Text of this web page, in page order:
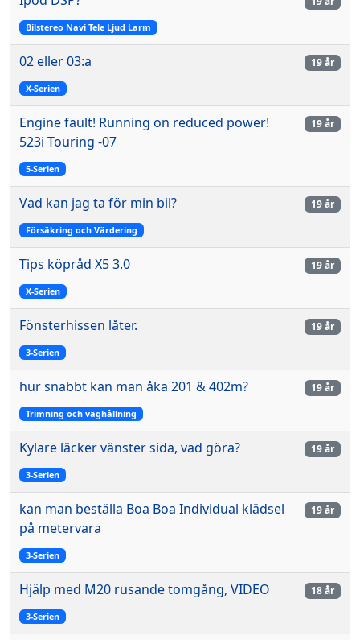
Bilstereo Navi Tele Ljud Larm
02 eller 03:a
X-Serien
19 år
Engine fault! Running on reduced power!
523i Touring -07
5-Serien
19 år
Vad kan jag ta för min bil?
Försäkring och Värdering
19 år
Tips köpråd X5 3.0
X-Serien
19 år
Fönsterhissen låter.
3-Serien
19 år
hur snabbt kan man åka 201 & 402m?
Trimning och väghållning
19 år
Kylare läcker vänster sida, vad göra?
3-Serien
19 år
kan man beställa Boa Boa Individual klädsel
på metervara
3-Serien
19 år
Hjälp med M20 rusande tomgång, VIDEO
3-Serien
18 år